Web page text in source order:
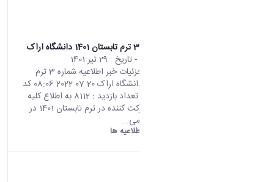
- تاریخ : 29 تیر 1401
صفحه اصلی جزئیات خبر اطلاعیه شماره 3 ترم
تابستان 1401 دانشگاه اراک 20 07 2022 08:06 کد
خبر : 687197 تعداد بازدید : 8112 به اطلاع کلیه
دانشجویان شرکت کننده در ترم تابستان 1401 در
دانشگاه اراک می...
اطلاعیه ها